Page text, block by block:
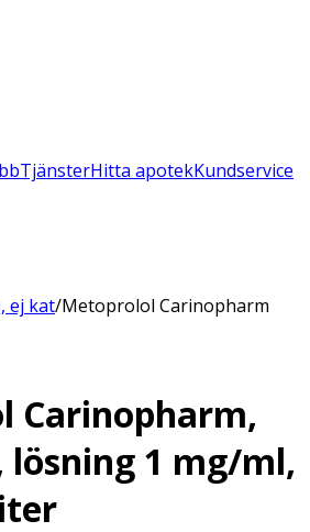
TjänsterHitta apotekKundservice
ej kat/Metoprolol Carinopharm
Carinopharm,
1 mg/ml,